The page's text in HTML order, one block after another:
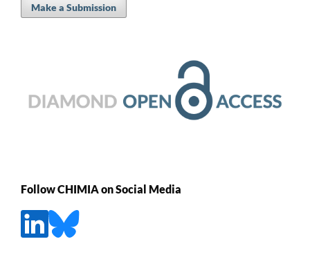
Make a Submission
Follow CHIMIA on Social Media